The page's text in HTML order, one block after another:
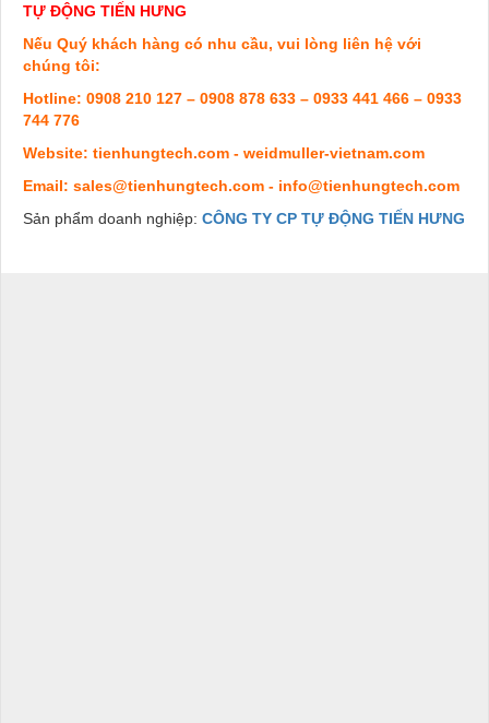
TỰ ĐỘNG TIẾN HƯNG
Nếu Quý khách hàng có nhu cầu, vui lòng liên hệ với
chúng tôi:
Hotline: 0908 210 127 – 0908 878 633 – 0933 441 466 – 0933
744 776
Website: tienhungtech.com - weidmuller-vietnam.com
Email: sales@tienhungtech.com - info@tienhungtech.com
Sản phẩm doanh nghiệp: CÔNG TY CP TỰ ĐỘNG TIẾN HƯNG